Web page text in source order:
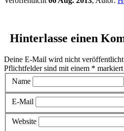
Hinterlasse einen
Deine E-Mail wird nicht veröffentlicht
Pflichtfelder sind mit einem * markiert
Name
E-Mail
Website